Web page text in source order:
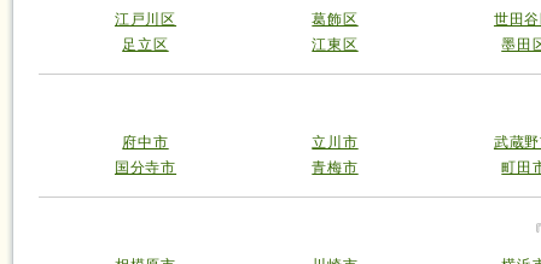
江戸川区 葛飾区
世田
足立区
江東区 墨田
府中市 立川市
武蔵
国分寺市
青梅市 町田